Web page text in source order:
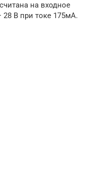
на входное
В при токе 175мА.